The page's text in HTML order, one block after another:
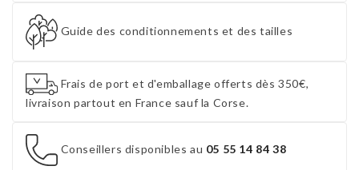
Guide des conditionnements et des tailles
Frais de port et d'emballage offerts dès 350€,
livraison partout en France sauf la Corse.
Conseillers disponibles au 05 55 14 84 38